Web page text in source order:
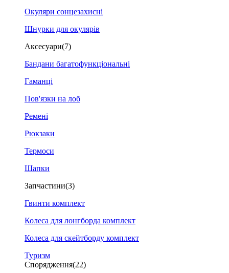
Окуляри сонцезахисні
Шнурки для окулярів
Аксесуари(7)
Бандани багатофункціональні
Гаманці
Пов'язки на лоб
Ремені
Рюкзаки
Термоси
Шапки
Запчастини(3)
Гвинти комплект
Колеса для лонгборда комплект
Колеса для скейтборду комплект
Туризм
Спорядження(22)